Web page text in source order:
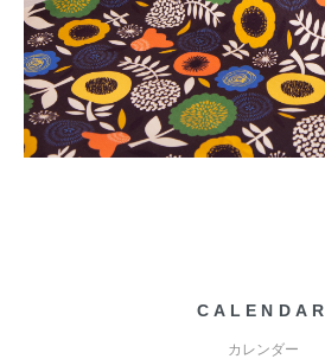
CALENDAR
カレンダー